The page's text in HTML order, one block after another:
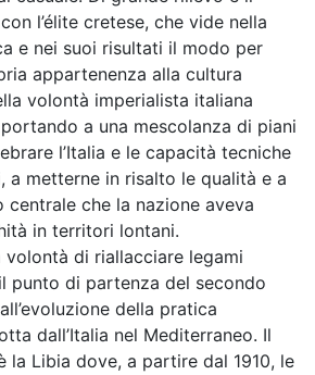
l’élite cretese, che vide nella
e nei suoi risultati il modo per
appartenenza alla cultura
volontà imperialista italiana
a una mescolanza di piani
l’Italia e le capacità tecniche
a metterne in risalto le qualità e a
che la nazione aveva
in territori lontani.
volontà di riallacciare legami
punto di partenza del secondo
della pratica
dall’Italia nel Mediterraneo. Il
la Libia dove, a partire dal 1910, le